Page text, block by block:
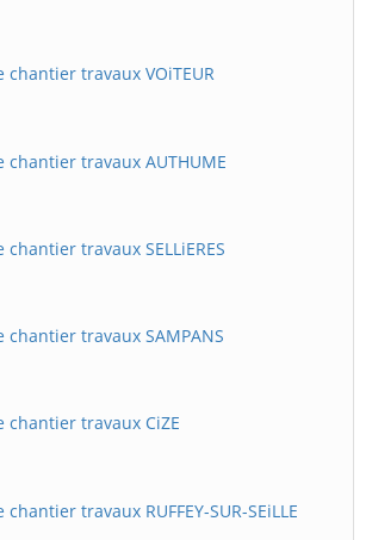
chantier travaux VOiTEUR
chantier travaux AUTHUME
chantier travaux SELLiERES
chantier travaux SAMPANS
chantier travaux CiZE
chantier travaux RUFFEY-SUR-SEiLLE